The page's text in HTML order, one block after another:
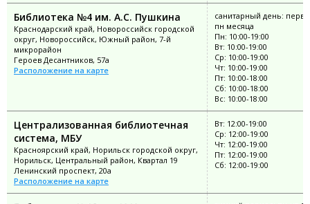
Библиотека №4 им. А.С. Пушкина
Краснодарский край, Новороссийск городской
округ, Новороссийск, Южный район, 7-й
микрорайон
Героев Десантников, 57а
Расположение на карте
санитарный день:
пн месяца
Пн: 10:00-19:00
Вт: 10:00-19:00
Ср: 10:00-19:00
Чт: 10:00-19:00
Пт: 10:00-18:00
Сб: 10:00-18:00
Вс: 10:00-18:00
Централизованная библиотечная
система, МБУ
Красноярский край, Норильск городской округ,
Норильск, Центральный район, Квартал 19
Ленинский проспект, 20а
Расположение на карте
Вт: 12:00-19:00
Ср: 12:00-19:00
Чт: 12:00-19:00
Пт: 12:00-19:00
Сб: 12:00-19:00